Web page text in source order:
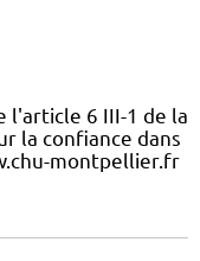
l'article 6 III-1 de la
la confiance dans
montpellier.fr